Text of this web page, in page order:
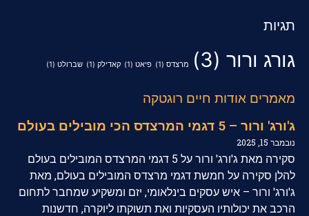
תגיות
גורג ורור (3) מרצדס (1) פיאט (1) קאדילק (1) שברולט (1)
מאמרים אודות חיים רוגטקה
ג'ורג' ורור – 5 דגמי המרצדס הכי מובילים בעולם
נובמבר 15, 2025
סקירה מאת ג'ורג' ורור על 5 דגמי המרצדס המובילים בעולם
להלן סקירה על חמשת דגמי מרצדס המובילים בעולם, מאת
ג'ורג' ורור – איש עסקים בינלאומי, יזם ומשקיע שמחבר לתחום
הרכב את יכולותיו העסקיות ואת תשוקתו ליוקרה, חדשנות